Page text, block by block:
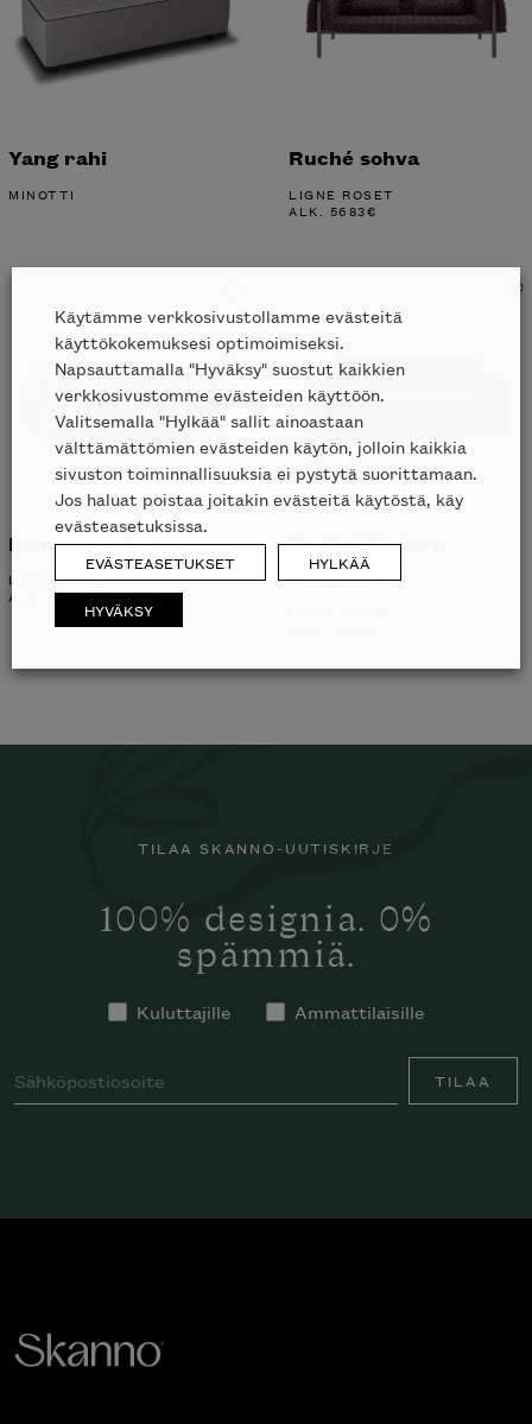
Yang rahi
MINOTTI
Ruché sohva
LIGNE ROSET
ALK. 5683€
Ipanema sohva
LIGNE ROSET
ALK. 5813€
Do Not Disturb
vuodesohva
TILAA SKANNO-UUTISKIRJE
100% designia. 0%
spämmiä.
Kuluttajille Ammattilaisille
TILAA
Käytämme verkkosivustollamme evästeitä
käyttökokemuksesi optimoimiseksi.
Napsauttamalla "Hyväksy" suostut kaikkien
verkkosivustomme evästeiden käyttöön.
Valitsemalla "Hylkää" sallit ainoastaan
välttämättömien evästeiden käytön, jolloin kaikkia
sivuston toiminnallisuuksia ei pystytä suorittamaan.
Jos haluat poistaa joitakin evästeitä käytöstä, käy
evästeasetuksissa.
EVÄSTEASETUKSET HYLKÄÄ
HYVÄKSY